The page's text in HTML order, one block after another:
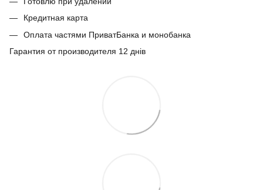
Кредитная карта
Оплата частями ПриватБанка и монобанка
Гарантия от производителя 12 днів